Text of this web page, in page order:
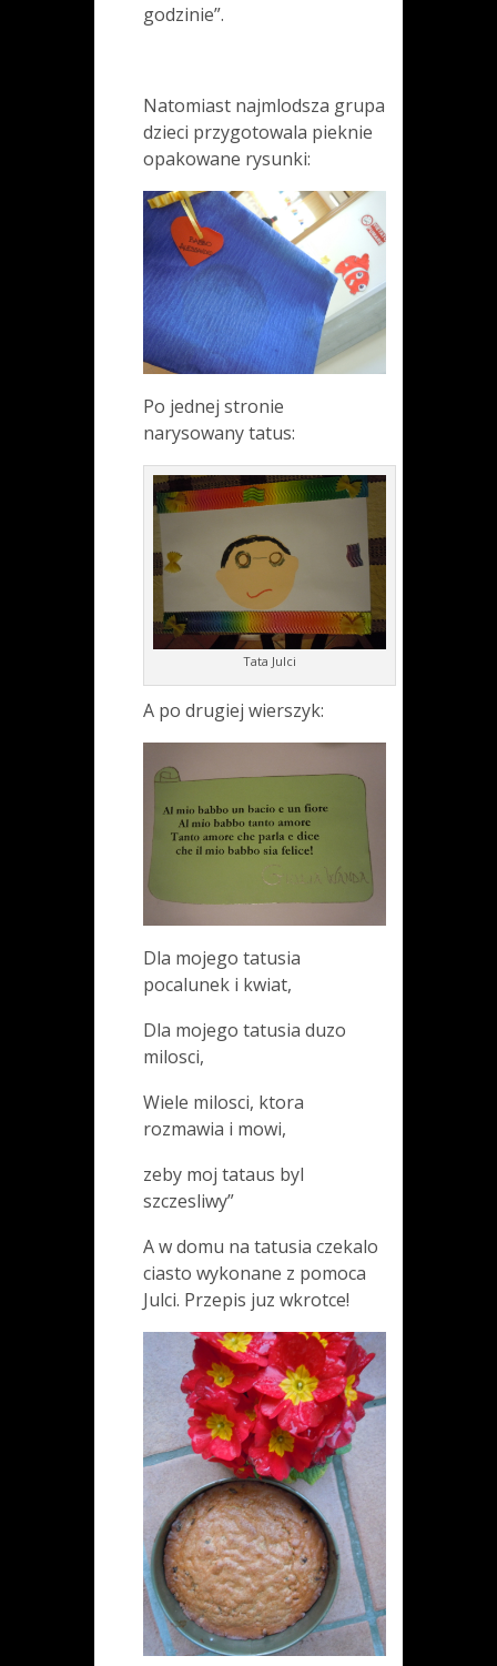
godzinie”.
Natomiast najmlodsza grupa
dzieci przygotowala pieknie
opakowane rysunki:
Po jednej stronie
narysowany tatus:
Tata Julci
A po drugiej wierszyk:
Dla mojego tatusia
pocalunek i kwiat,
Dla mojego tatusia duzo
milosci,
Wiele milosci, ktora
rozmawia i mowi,
zeby moj tataus byl
szczesliwy”
A w domu na tatusia czekalo
ciasto wykonane z pomoca
Julci. Przepis juz wkrotce!